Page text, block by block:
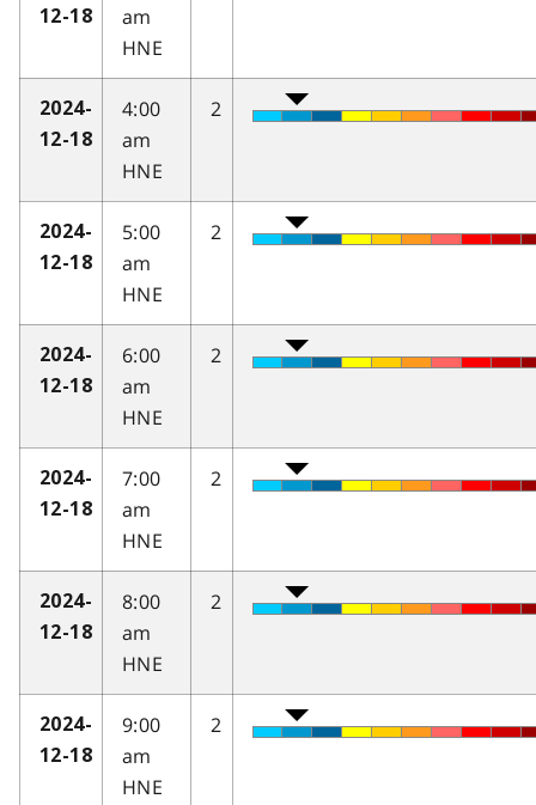
12-18
am
HNE
2024-
12-18
4:00
am
HNE
2
2024-
12-18
5:00
am
HNE
2
2024-
12-18
6:00
am
HNE
2
2024-
12-18
7:00
am
HNE
2
2024-
12-18
8:00
am
HNE
2
2024-
12-18
9:00
am
HNE
2